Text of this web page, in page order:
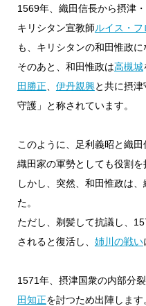
1569年、織田信長から摂津
キリシタン宣教師ルイス・フ
も、キリシタンの和田惟政に
そのあと、和田惟政は高槻城
田勝正
伊丹親興と共に摂津
守護」と称されています。
このように、足利義昭と織田
織田家の軍勢としても役割を
しかし、突然、和田惟政は
た。
ただし、剃髪して抗議し、
されると復活し、 姉川の戦い
1571年、摂津国衆の内部分裂
田知正を討つため出陣します